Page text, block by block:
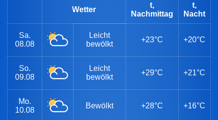
Wetter
t,
Nachmittag
t,
Nacht
Sa.
08.08
Leicht
bewölkt
+23°C +20°C
So.
09.08
Leicht
bewölkt
+29°C +21°C
Mo.
10.08
Bewölkt +28°C +16°C